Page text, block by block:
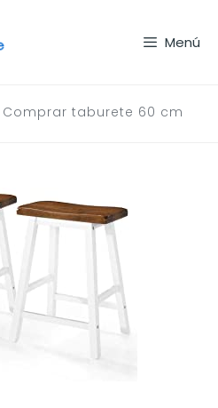
Menú
Comprar taburete 60 cm